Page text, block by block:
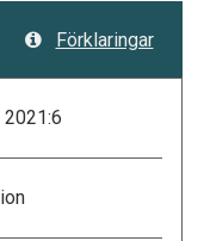
Förklaringar
2021:6